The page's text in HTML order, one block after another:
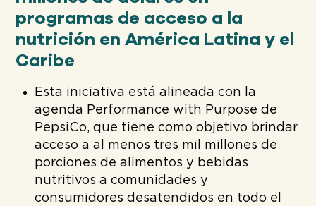
programas de acceso a la
nutrición en América Latina y el
Caribe
Esta iniciativa está alineada con la
agenda Performance with Purpose de
PepsiCo, que tiene como objetivo brindar
acceso a al menos tres mil millones de
porciones de alimentos y bebidas
nutritivos a comunidades y
consumidores desatendidos en todo el